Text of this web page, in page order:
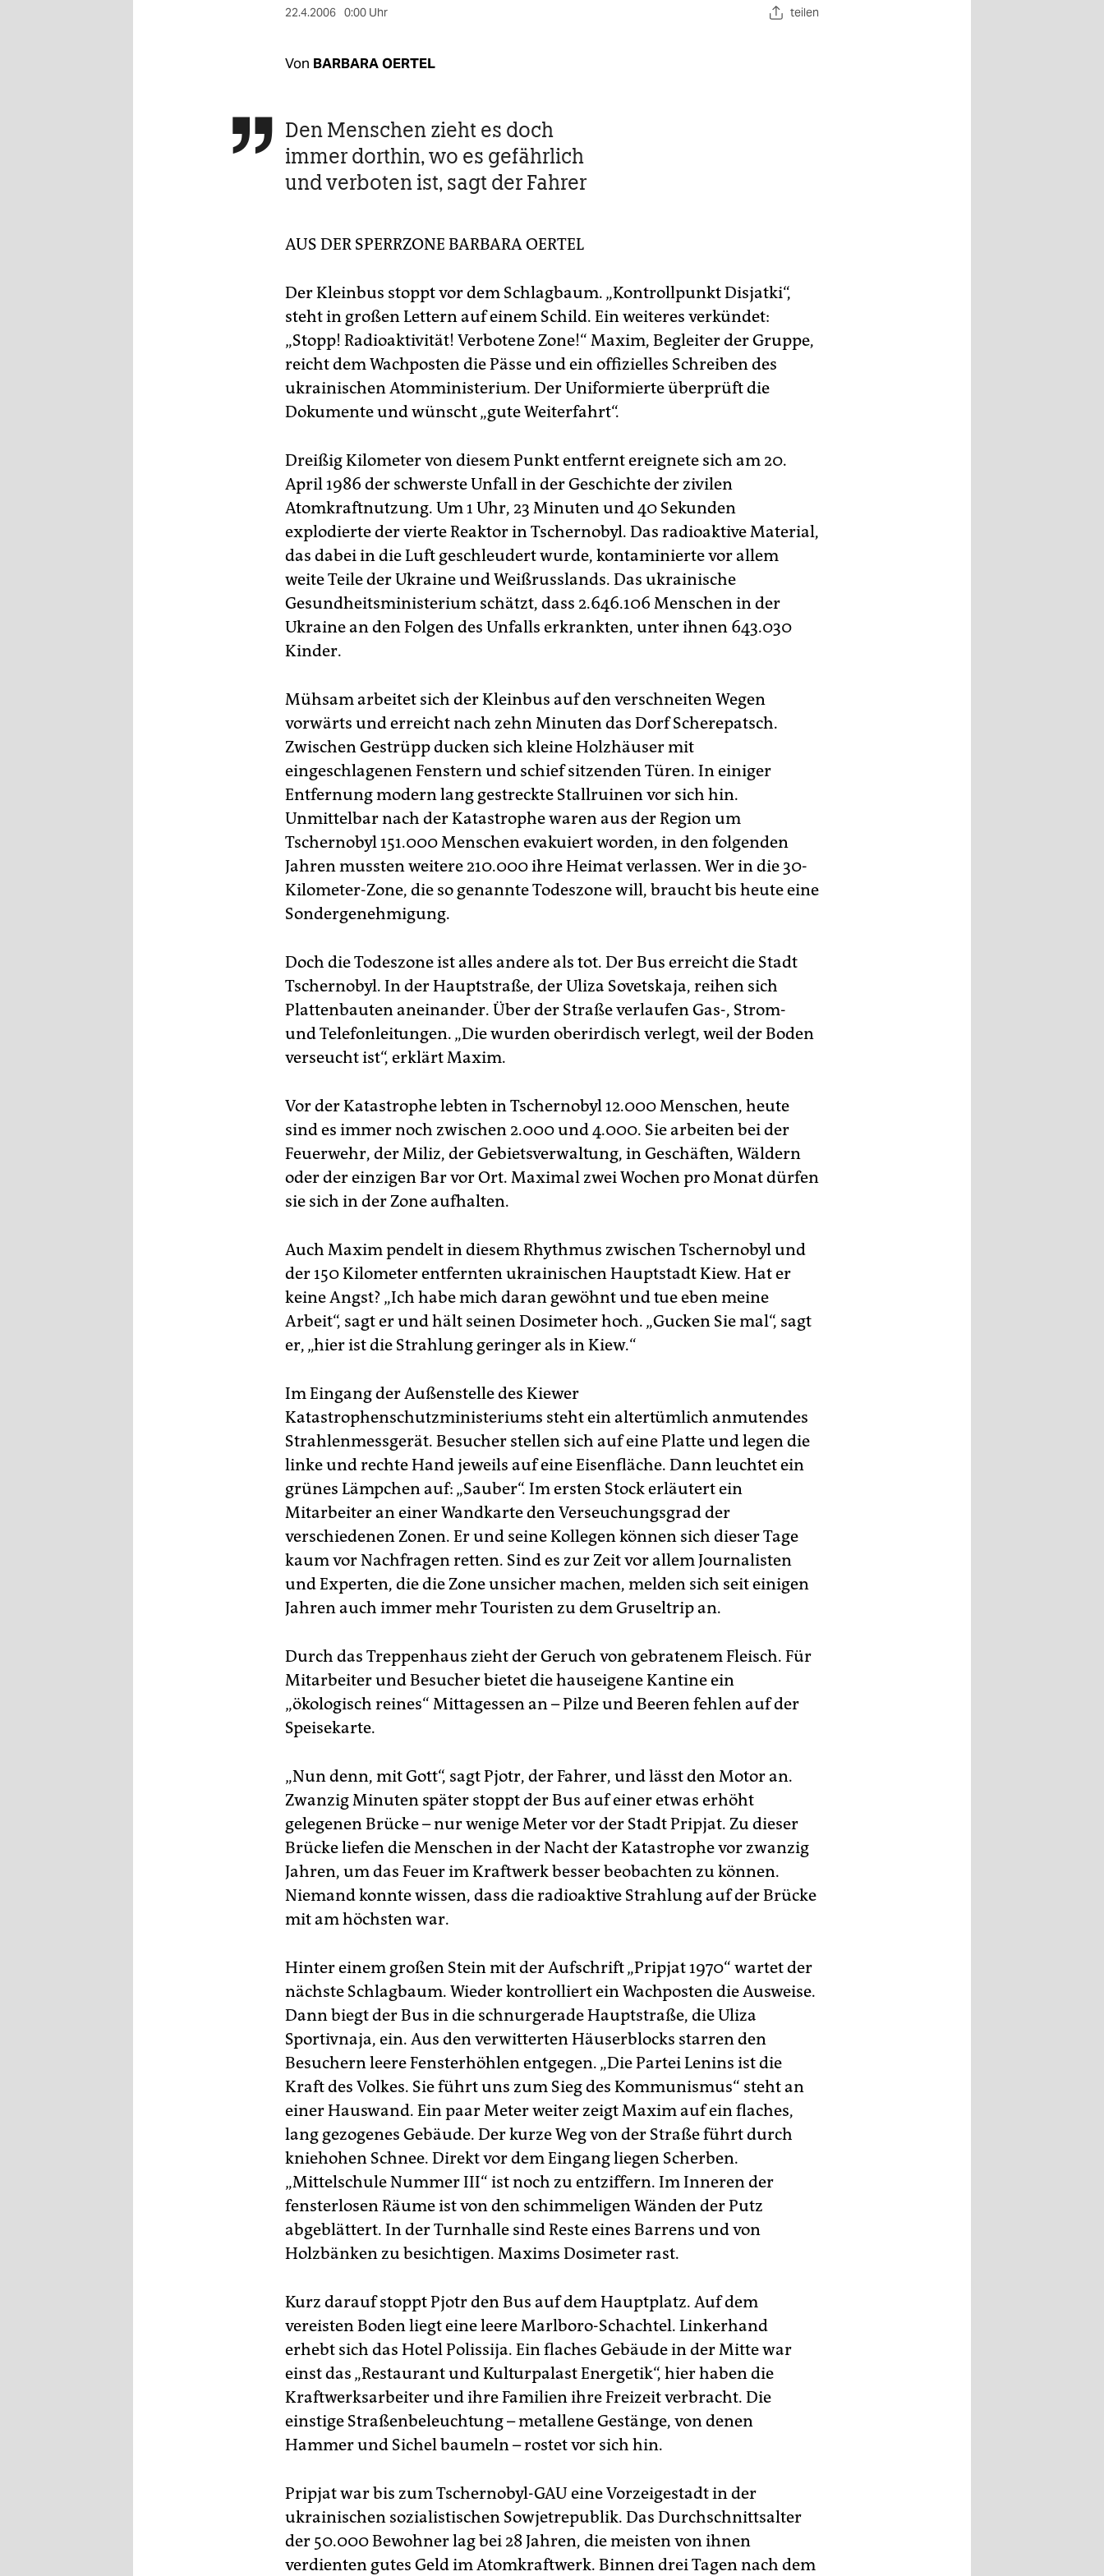
22.4.2006 0:00 Uhr teilen
Von BARBARA OERTEL
 Den Menschen zieht es doch
immer dorthin, wo es gefährlich
und verboten ist, sagt der Fahrer
AUS DER SPERRZONE BARBARA OERTEL
Der Kleinbus stoppt vor dem Schlagbaum. „Kontrollpunkt Disjatki“,
steht in großen Lettern auf einem Schild. Ein weiteres verkündet:
„Stopp! Radioaktivität! Verbotene Zone!“ Maxim, Begleiter der Gruppe,
reicht dem Wachposten die Pässe und ein offizielles Schreiben des
ukrainischen Atomministerium. Der Uniformierte überprüft die
Dokumente und wünscht „gute Weiterfahrt“.
Dreißig Kilometer von diesem Punkt entfernt ereignete sich am 20.
April 1986 der schwerste Unfall in der Geschichte der zivilen
Atomkraftnutzung. Um 1 Uhr, 23 Minuten und 40 Sekunden
explodierte der vierte Reaktor in Tschernobyl. Das radioaktive Material,
das dabei in die Luft geschleudert wurde, kontaminierte vor allem
weite Teile der Ukraine und Weißrusslands. Das ukrainische
Gesundheitsministerium schätzt, dass 2.646.106 Menschen in der
Ukraine an den Folgen des Unfalls erkrankten, unter ihnen 643.030
Kinder.
Mühsam arbeitet sich der Kleinbus auf den verschneiten Wegen
vorwärts und erreicht nach zehn Minuten das Dorf Scherepatsch.
Zwischen Gestrüpp ducken sich kleine Holzhäuser mit
eingeschlagenen Fenstern und schief sitzenden Türen. In einiger
Entfernung modern lang gestreckte Stallruinen vor sich hin.
Unmittelbar nach der Katastrophe waren aus der Region um
Tschernobyl 151.000 Menschen evakuiert worden, in den folgenden
Jahren mussten weitere 210.000 ihre Heimat verlassen. Wer in die 30-
Kilometer-Zone, die so genannte Todeszone will, braucht bis heute eine
Sondergenehmigung.
Doch die Todeszone ist alles andere als tot. Der Bus erreicht die Stadt
Tschernobyl. In der Hauptstraße, der Uliza Sovetskaja, reihen sich
Plattenbauten aneinander. Über der Straße verlaufen Gas-, Strom-
und Telefonleitungen. „Die wurden oberirdisch verlegt, weil der Boden
verseucht ist“, erklärt Maxim.
Vor der Katastrophe lebten in Tschernobyl 12.000 Menschen, heute
sind es immer noch zwischen 2.000 und 4.000. Sie arbeiten bei der
Feuerwehr, der Miliz, der Gebietsverwaltung, in Geschäften, Wäldern
oder der einzigen Bar vor Ort. Maximal zwei Wochen pro Monat dürfen
sie sich in der Zone aufhalten.
Auch Maxim pendelt in diesem Rhythmus zwischen Tschernobyl und
der 150 Kilometer entfernten ukrainischen Hauptstadt Kiew. Hat er
keine Angst? „Ich habe mich daran gewöhnt und tue eben meine
Arbeit“, sagt er und hält seinen Dosimeter hoch. „Gucken Sie mal“, sagt
er, „hier ist die Strahlung geringer als in Kiew.“
Im Eingang der Außenstelle des Kiewer
Katastrophenschutzministeriums steht ein altertümlich anmutendes
Strahlenmessgerät. Besucher stellen sich auf eine Platte und legen die
linke und rechte Hand jeweils auf eine Eisenfläche. Dann leuchtet ein
grünes Lämpchen auf: „Sauber“. Im ersten Stock erläutert ein
Mitarbeiter an einer Wandkarte den Verseuchungsgrad der
verschiedenen Zonen. Er und seine Kollegen können sich dieser Tage
kaum vor Nachfragen retten. Sind es zur Zeit vor allem Journalisten
und Experten, die die Zone unsicher machen, melden sich seit einigen
Jahren auch immer mehr Touristen zu dem Gruseltrip an.
Durch das Treppenhaus zieht der Geruch von gebratenem Fleisch. Für
Mitarbeiter und Besucher bietet die hauseigene Kantine ein
„ökologisch reines“ Mittagessen an – Pilze und Beeren fehlen auf der
Speisekarte.
„Nun denn, mit Gott“, sagt Pjotr, der Fahrer, und lässt den Motor an.
Zwanzig Minuten später stoppt der Bus auf einer etwas erhöht
gelegenen Brücke – nur wenige Meter vor der Stadt Pripjat. Zu dieser
Brücke liefen die Menschen in der Nacht der Katastrophe vor zwanzig
Jahren, um das Feuer im Kraftwerk besser beobachten zu können.
Niemand konnte wissen, dass die radioaktive Strahlung auf der Brücke
mit am höchsten war.
Hinter einem großen Stein mit der Aufschrift „Pripjat 1970“ wartet der
nächste Schlagbaum. Wieder kontrolliert ein Wachposten die Ausweise.
Dann biegt der Bus in die schnurgerade Hauptstraße, die Uliza
Sportivnaja, ein. Aus den verwitterten Häuserblocks starren den
Besuchern leere Fensterhöhlen entgegen. „Die Partei Lenins ist die
Kraft des Volkes. Sie führt uns zum Sieg des Kommunismus“ steht an
einer Hauswand. Ein paar Meter weiter zeigt Maxim auf ein flaches,
lang gezogenes Gebäude. Der kurze Weg von der Straße führt durch
kniehohen Schnee. Direkt vor dem Eingang liegen Scherben.
„Mittelschule Nummer III“ ist noch zu entziffern. Im Inneren der
fensterlosen Räume ist von den schimmeligen Wänden der Putz
abgeblättert. In der Turnhalle sind Reste eines Barrens und von
Holzbänken zu besichtigen. Maxims Dosimeter rast.
Kurz darauf stoppt Pjotr den Bus auf dem Hauptplatz. Auf dem
vereisten Boden liegt eine leere Marlboro-Schachtel. Linkerhand
erhebt sich das Hotel Polissija. Ein flaches Gebäude in der Mitte war
einst das „Restaurant und Kulturpalast Energetik“, hier haben die
Kraftwerksarbeiter und ihre Familien ihre Freizeit verbracht. Die
einstige Straßenbeleuchtung – metallene Gestänge, von denen
Hammer und Sichel baumeln – rostet vor sich hin.
Pripjat war bis zum Tschernobyl-GAU eine Vorzeigestadt in der
ukrainischen sozialistischen Sowjetrepublik. Das Durchschnittsalter
der 50.000 Bewohner lag bei 28 Jahren, die meisten von ihnen
verdienten gutes Geld im Atomkraftwerk. Binnen drei Tagen nach dem